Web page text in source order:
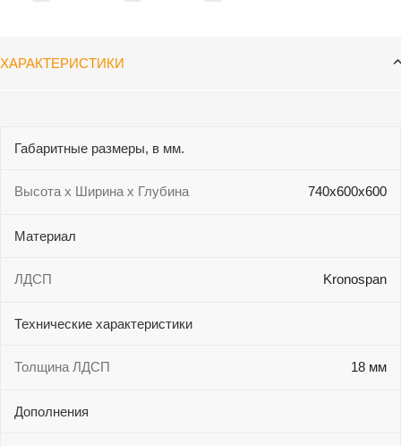
ХАРАКТЕРИСТИКИ
Габаритные размеры, в мм.
Высота х Ширина х Глубина 740х600х600
Материал
ЛДСП Kronospan
Технические характеристики
Толщина ЛДСП 18 мм
Дополнения